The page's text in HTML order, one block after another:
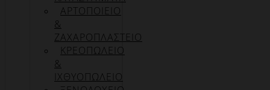
ΑΡΤΟΠΟΙΕΙΟ
&
ΖΑΧΑΡΟΠΛΑΣΤΕΙΟ
ΚΡΕΟΠΩΛΕΙΟ
&
ΙΧΘΥΟΠΩΛΕΙΟ